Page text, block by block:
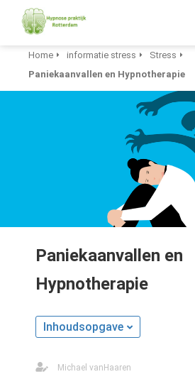
Home informatie stress
Stress
Paniekaanvallen en Hypnotherapie
Paniekaanvallen en
Hypnotherapie
Inhoudsopgave
Michael vanHaaren